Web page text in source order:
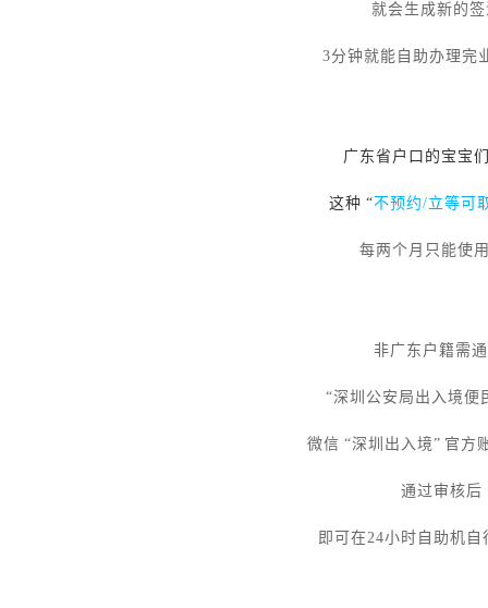
就会生成新的签
3分钟就能自助办理完
广东省户口的宝宝
这种 “不预约/立等可
每两个月只能使
非广东户籍需
“深圳公安局出入境便
微信 “深圳出入境” 官方
通过审核后
即可在24小时自助机自